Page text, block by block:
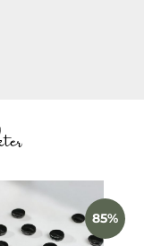
kan mörka färger
solljus. Detta är en
lampa
85%